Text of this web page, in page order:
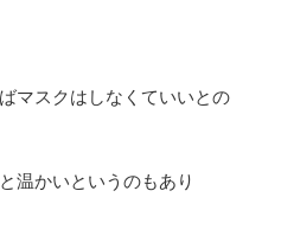
マスクはしなくていいとの
温かいというのもあり